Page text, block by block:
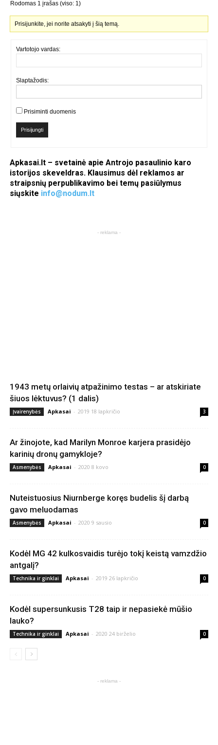
Rodomas 1 įrašas (viso: 1)
Prisijunkite, jei norite atsakyti į šią temą.
Vartotojo vardas:
Slaptažodis:
Prisiminti duomenis
Prisijungti
Apkasai.lt – svetainė apie Antrojo pasaulinio karo
istorijos skeveldras. Klausimus dėl reklamos ar
straipsnių perpublikavimo bei temų pasiūlymus
siųskite info@nodum.lt
- reklama -
1943 metų orlaivių atpažinimo testas – ar atskiriate
šiuos lėktuvus? (1 dalis)
Įvairenybės Apkasai - 2019 18 lapkričio 3
Ar žinojote, kad Marilyn Monroe karjera prasidėjo
karinių dronų gamykloje?
Asmenybės Apkasai - 2020 8 kovo 0
Nuteistuosius Niurnberge koręs budelis šį darbą
gavo meluodamas
Asmenybės Apkasai - 2020 9 sausio 0
Kodėl MG 42 kulkosvaidis turėjo tokį keistą vamzdžio
antgalį?
Technika ir ginklai Apkasai - 2019 26 lapkričio 0
Kodėl supersunkusis T28 taip ir nepasiekė mūšio
lauko?
Technika ir ginklai Apkasai - 2020 24 birželio 0
- reklama -